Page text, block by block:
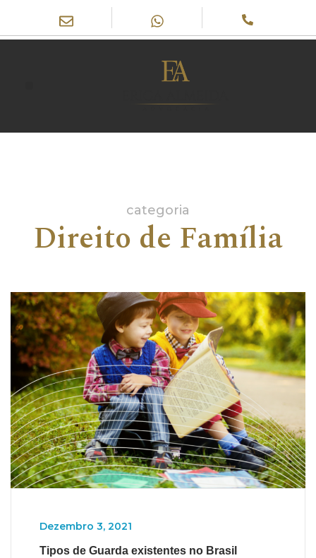
categoria
Direito de Família
Dezembro 3, 2021
Tipos de Guarda existentes no Brasil